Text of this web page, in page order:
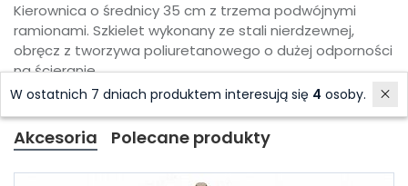
Kierownica o średnicy 35 cm z trzema podwójnymi
ramionami. Szkielet wykonany ze stali nierdzewnej,
obręcz z tworzywa poliuretanowego o dużej odporności
na ścieranie.
Akcesoria Polecane produkty
W ostatnich 7 dniach produktem interesują się 4 osoby.